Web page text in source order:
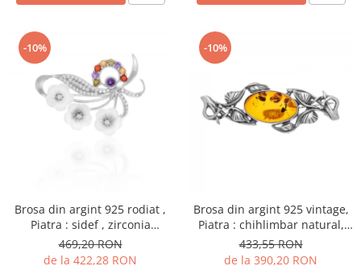
-10%
Brosa din argint 925 rodiat ,
Piatra : sidef , zirconia
fatetata si cubic zirconia ,
Culoare : multicolor
469,20 RON
de la 422,28 RON
-10%
Brosa din argint 925 vintage,
Piatra : chihlimbar natural,
Culoare: maro cognac, Sonis
Silver
433,55 RON
de la 390,20 RON